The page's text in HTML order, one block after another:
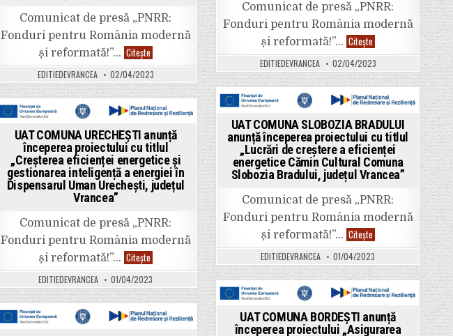
Vrancea” Slobozia
Bradului,
județul
Vrancea”
Comunicat de presă „PNRR:
Fonduri pentru România modernă
și reformată!”… Citește
COMUNA
URECHEȘTI
anunță
începerea
proiectului
„Creșterea
eficienței
și
gestionarea
inteligență
a
energiei
în
Sediul
Primăriei
Căminul
Cultural
Comuna
Urechești,
județul
EDITIEDEVRANCEA 02/04/2023
Comunicat de presă „PNRR:
Fonduri pentru România modernă
și reformată!”… Citește
COMUNA
SLOBOZIA
BRADULUI
anunță
începerea
proiectului
cu
„Lucrări
de
creștere
a
eficienței
energetice
Cămin
Cultural
Comuna
Slobozia
Bradului,
județul
Vrancea”
EDITIEDEVRANCEA 02/04/2023
in
UAT COMUNA SLOBOZIA BRADULUI
anunță începerea proiectului cu titlul
„Lucrări de creștere a eficienței
energetice Cămin Cultural Comuna
Slobozia Bradului, județul Vrancea”
Comunicat de presă „PNRR:
Fonduri pentru România modernă
și reformată!”… Citește
COMUNA
SLOBOZIA
BRADULUI
anunță
începerea
proiectului
cu
„Lucrări
de
creștere
EDITIEDEVRANCEA 01/04/2023
in
UAT COMUNA URECHEȘTI anunță
începerea proiectului cu titlul
„Creșterea eficienței energetice și
gestionarea inteligență a energiei în
Dispensarul Uman Urechești, județul
Vrancea”
Comunicat de presă „PNRR:
Fonduri pentru România modernă
și reformată!”… Citește
COMUNA
URECHEȘTI
anunță
începerea
proiectului
cu
titlul
EDITIEDEVRANCEA 01/04/2023
in
UAT COMUNA BORDEȘTI anunță
începerea proiectului „Asigurarea